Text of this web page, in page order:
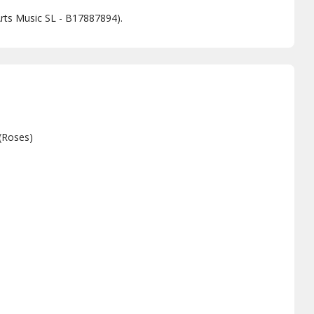
Music SL - B17887894).
Roses)